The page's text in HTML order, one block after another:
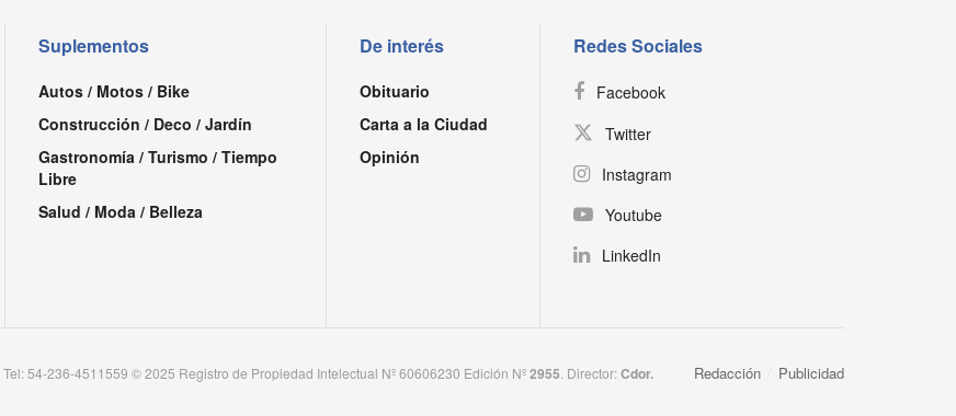
Suplementos
Autos / Motos / Bike
Construcción / Deco / Jardín
Gastronomía / Turismo / Tiempo
Libre
Salud / Moda / Belleza
De interés
Obituario
Carta a la Ciudad
Opinión
Redes Sociales
Facebook
Twitter
Instagram
Youtube
LinkedIn
Redacción Publicidad
54-236-4511559 © 2025 Registro de Propiedad Intelectual Nº 60606230 Edición Nº2955 . Director:​Cdor.